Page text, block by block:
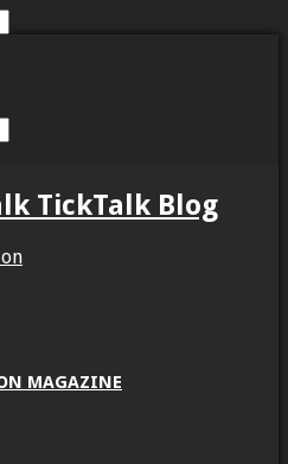
TickTalk Blog
MAGAZINE